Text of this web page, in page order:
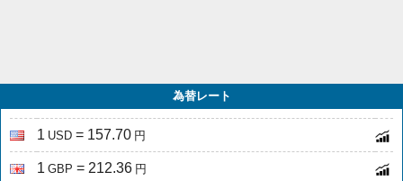
為替レート
1 USD = 157.70 円
1 GBP = 212.36 円